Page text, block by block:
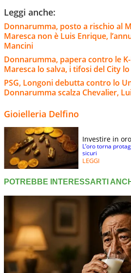
Leggi anche:
Donnarumma, posto a rischio al
Maresca non è Luis Enrique,
Mancini
Donnarumma, papera contro le
Maresca lo salva, i tifosi del City
PSG, Longoni debutta contro lo
Donnarumma scalza Chevalier,
Gioielleria Delfino
Investire in oro
L’oro torna
sicuri
LEGGI